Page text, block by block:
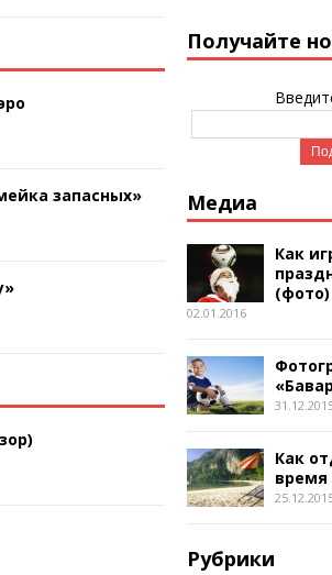
запасных»
Получайте
Медиа
Как
(фото)
02.01.2016
Как
время
Рубрики